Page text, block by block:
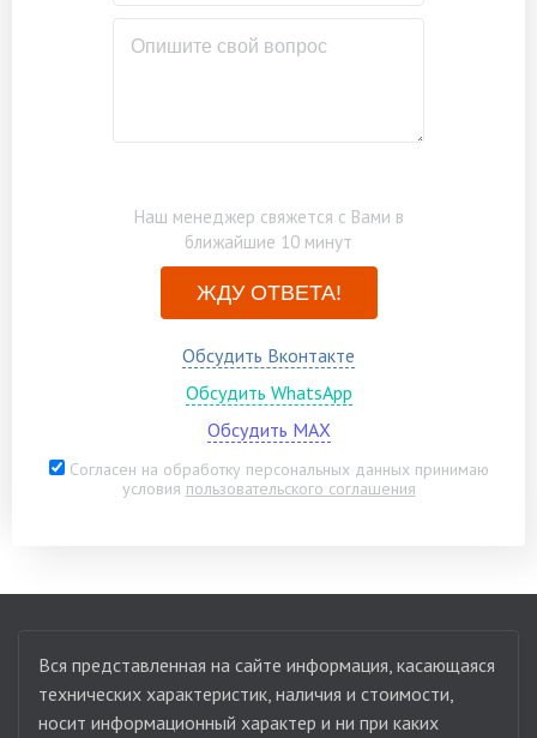
Наш менеджер свяжется с Вами в
ближайшие 10 минут
ЖДУ ОТВЕТА!
Обсудить Вконтакте
Обсудить WhatsApp
Обсудить MAX
Согласен на обработку персональных данных принимаю
условия пользовательского соглашения
Вся представленная на сайте информация, касающаяся
технических характеристик, наличия и стоимости,
носит информационный характер и ни при каких